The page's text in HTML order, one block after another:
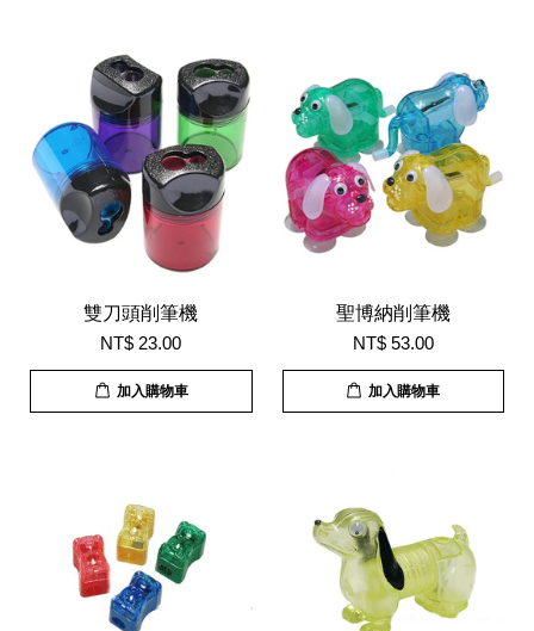
雙刀頭削筆機
NT$ 23.00
加入購物車
聖博納削筆機
NT$ 53.00
加入購物車